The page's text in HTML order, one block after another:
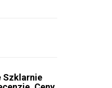
Szklarnie